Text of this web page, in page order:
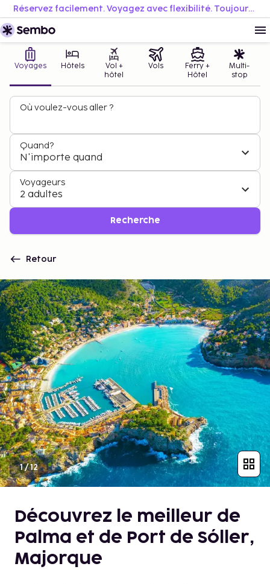
Réservez facilement. Voyagez avec flexibilité. Toujours au meilleur prix.
Voyages Hôtels
Vol +
hôtel
Vols
Ferry +
Hôtel
Multi-
stop
Où voulez-vous aller ?
Quand?
N'importe quand
Voyageurs
2 adultes
Recherche
Retour
1/12
Découvrez le meilleur de
Palma et de Port de Sóller,
Majorque